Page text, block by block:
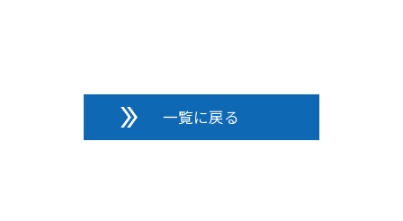
一覧に戻る